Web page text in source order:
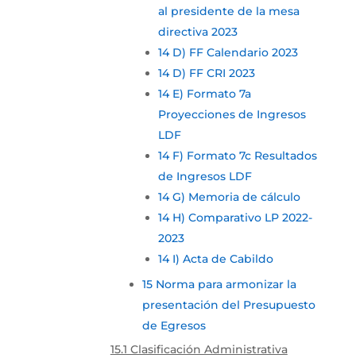
al presidente de la mesa
directiva 2023
14 D) FF Calendario 2023
14 D) FF CRI 2023
14 E) Formato 7a
Proyecciones de Ingresos
LDF
14 F) Formato 7c Resultados
de Ingresos LDF
14 G) Memoria de cálculo
14 H) Comparativo LP 2022-
2023
14 I) Acta de Cabildo
15 Norma para armonizar la
presentación del Presupuesto
de Egresos
15.1 Clasificación Administrativa